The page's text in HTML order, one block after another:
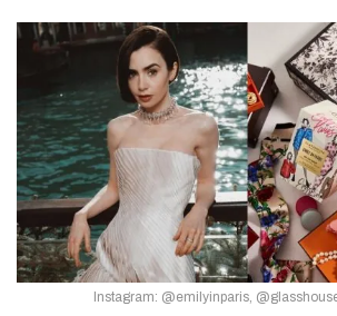
Instagram: @emilyinparis,